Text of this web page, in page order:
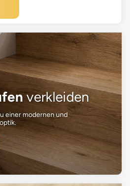
verkleiden
einer modernen und